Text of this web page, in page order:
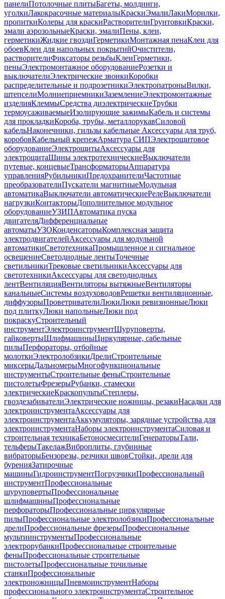
панелиПотолочные плитыБагеты, молдинги,
уголкиЛакокрасочные материалыКраскиЭмалиЛакиМорилки,
пропиткиКолеры для краскиРастворителиГрунтовкиКраски,
эмали аэрозольныеКраски, эмалиПены, клеи,
герметикиЖидкие гвоздиГерметикиМонтажная пенаКлеи для
обоевКлеи для напольных покрытийОчистители,
растворителиФиксаторы резьбыКлеиГерметики,
пеныЭлектромонтажное оборудованиеРозетки и
выключателиЭлектрические звонкиКоробки
распределительные и подрозетникиЭлектропатроныВилки,
штепселиМолниеприемникиЗаземлениеЭлектромонтажные
изделияКлеммыСредства диэлектрическиеТрубки
термоусаживаемыеИзолирующие зажимыКабель и системы
для прокладкиКороба, трубы, металлорукавСиловой
кабельНаконечники, гильзы кабельные Аксессуары для труб,
коробовКабельный крепежАрматура СИПЭлектрощитовое
оборудованиеЭлектрощитыАксессуары для
электрощитаШины электротехническиеВыключатели
путевые, концевыеТрансформаторыАппаратура
управленияРубильникиПредохранителиЧастотные
преобразователиПускатели магнитныеМодульная
автоматикаВыключатели автоматическиеРелеВыключатели
нагрузкиКонтакторыДополнительное модульное
оборудованиеУЗИПАвтоматика пуска
двигателяДифференциальные
автоматыУЗОКонденсаторыКомплексная защита
электродвигателейАксессуары для модульной
автоматикиСветотехникаПромышленное и сигнальное
освещениеСветодиодные лентыТочечные
светильникиТрековые светильникиАксессуары для
светотехникиАксессуары для светодиодных
лентВентиляцияВентиляторы вытяжныеВентиляторы
канальныеСистемы воздуховодовРешетки вентиляционные,
диффузорыПроветривателиЛюкиЛюки ревизионныеЛюки
под плиткуЛюки напольныеЛюки под
покраскуСтроительный
инструментЭлектроинструментШуруповерты,
гайковертыШлифмашиныЦиркулярные, сабельные
пилыПерфораторы, отбойные
молоткиЭлектролобзикиДрелиСтроительные
миксерыДальномерыМногофункциональные
инструментыСтроительные феныСтроительные
пистолетыФрезерыРубанки, стамески
электрическиеКраскопультыСтеплеры,
гвоздезабивателиЭлектрические ножницы, резакиНасадки для
электроинструментаАксессуары для
электроинструментаАккумуляторы, зарядные устройства для
электроинструментаНаборы электроинструментаСиловая и
строительная техникаБетоносмесителиГенераторыТали,
тельферыТакелажВиброплиты, глубинные
вибраторыБензорезы, резчики швовСтойки, дрели для
буренияЗатирочные
машиныГидроинструментПогрузчикиПрофессиональный
инструментПрофессиональные
шуруповертыПрофессиональные
шлифмашиныПрофессиональные
перфораторыПрофессиональные циркулярные
пилыПрофессиональные электролобзикиПрофессиональные
дрелиПрофессиональные фрезерыПрофессиональные
мультиинструментыПрофессиональные
электрорубанкиПрофессиональные строительные
феныПрофессиональные строительные
пистолетыПрофессиональные точильные
станкиПрофессиональные
электроножницыПневмоинструментНаборы
профессионального электроинструментаСтроительное